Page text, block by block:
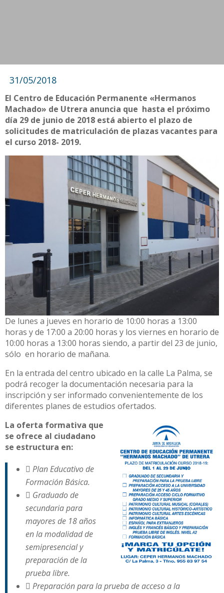
31/05/2018
El Centro de Educación Permanente «Hermanos
Machado» de Utrera anuncia que hasta el próximo
día 29 de junio de 2018 está abierto el plazo de
solicitudes de matriculación de plazas vacantes para
el curso 2018- 2019.
De lunes a jueves en horario de 10:00 horas a 13:00
horas y de 17:00 a 20:00 horas y los viernes en horario de
10:00 horas a 13:00 horas siendo, a partir del 23 de junio,
sólo en horario de mañana.
En la entrada del centro ubicado en la calle La Palma, se
podrá recoger la documentación necesaria para la
inscripción y ser informado convenientemente de los
diferentes planes de estudios ofertados.
La oferta formativa que
se ofrece al ciudadano
se estructura en:
 Plan Educativo de
Formación Básica.
 Graduado de
secundaria para
mayores de 18 años
en la modalidad de
semipresencial y
preparación de la
prueba libre.
 Preparación para la prueba de acceso a la